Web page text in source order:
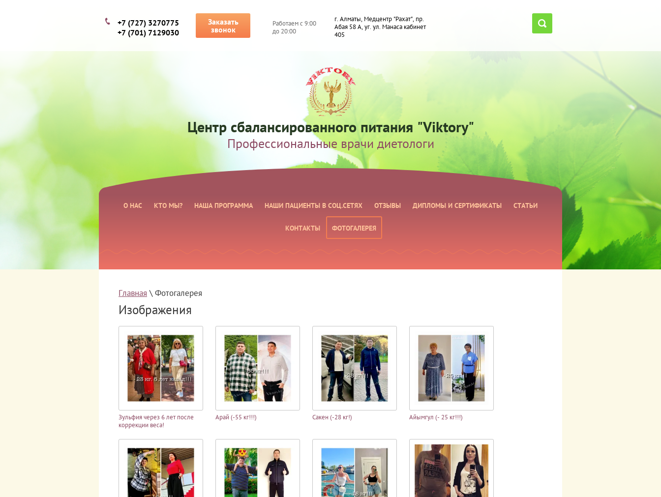
+7 (727) 3270775
+7 (701) 7129030
Заказать
звонок
Работаем с 9:00
до 20:00
г. Алматы, Медцентр "Рахат", пр.
Абая 58 А, уг. ул. Манаса кабинет
405
Центр сбалансированного питания "Viktory"
Профессиональные врачи диетологи
О НАС КТО МЫ? НАША ПРОГРАММА НАШИ ПАЦИЕНТЫ В СОЦ.СЕТЯХ ОТЗЫВЫ ДИПЛОМЫ И СЕРТИФИКАТЫ СТАТЬИ
КОНТАКТЫ ФОТОГАЛЕРЕЯ
Главная \ Фотогалерея
Изображения
Зульфия через 6 лет после
коррекции веса!
Арай (-55 кг!!!) Сакен (-28 кг!) Айымгул (- 25 кг!!!)